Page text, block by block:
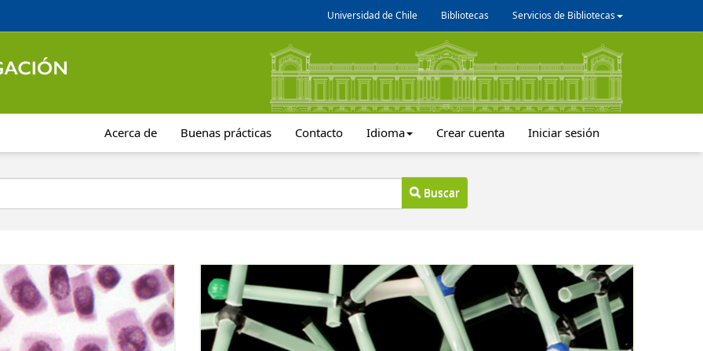
Universidad de Chile Bibliotecas Servicios de Bibliotecas
Acerca de Buenas prácticas Contacto Idioma Crear cuenta Iniciar sesión
Buscar